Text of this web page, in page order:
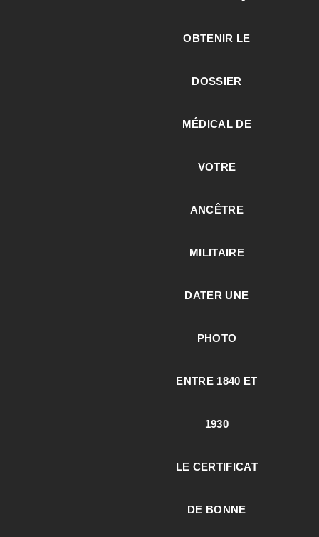
OBTENIR LE
DOSSIER
MÉDICAL DE
VOTRE
ANCÊTRE
MILITAIRE
DATER UNE
PHOTO
ENTRE 1840 ET
1930
LE CERTIFICAT
DE BONNE